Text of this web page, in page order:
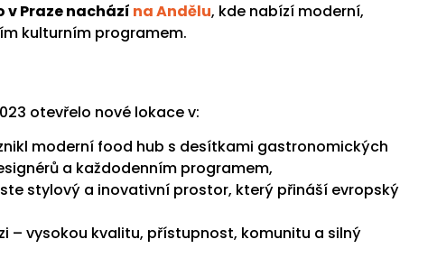
v Praze nachází na Andělu, kde nabízí moderní,
kulturním programem.
otevřelo nové lokace v:
moderní food hub s desítkami gastronomických
a každodenním programem,
stylový a inovativní prostor, který přináší evropský
– vysokou kvalitu, přístupnost, komunitu a silný